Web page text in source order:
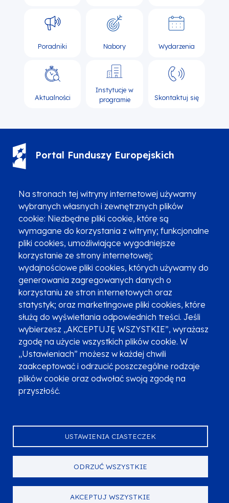
Na stronach tej witryny internetowej używamy
wybranych własnych i zewnętrznych plików
cookie: Niezbędne pliki cookie, które są
wymagane do korzystania z witryny; funkcjonalne
pliki cookies, umożliwiające wygodniejsze
korzystanie ze strony internetowej;
wydajnościowe pliki cookies, których używamy do
generowania zagregowanych danych o
korzystaniu ze stron internetowych oraz
statystyk; oraz marketingowe pliki cookies, które
służą do wyświetlania odpowiednich treści. Jeśli
wybierzesz „AKCEPTUJĘ WSZYSTKIE”, wyrażasz
zgodę na użycie wszystkich plików cookie. W
„Ustawieniach” możesz w każdej chwili
zaakceptować i odrzucić poszczególne rodzaje
plików cookie oraz odwołać swoją zgodę na
przyszłość.
USTAWIENIA CIASTECZEK
ODRZUĆ WSZYSTKIE
AKCEPTUJ WSZYSTKIE
Poradniki Nabory Wydarzenia
Aktualności
Instytucje w
programie
Skontaktuj się
Portal Funduszy Europejskich
Zgłoszenia podejrzenia niezgodności z KPP i KPON
Newsletter
Fundusze SMS-em
Najczęściej zadawane pytania
Promocja projektu
Zobacz inne programy
Poznaj Fundusze 2014-2020
Deklaracja dostępności
Polityka prywatności
Przetwarzanie danych osobowych
Zgłoś błąd Mapa strony
Serwis dofinansowany przez Unię Europejską z programu Fundusze
© Urząd Marszałkowski Województwa Małopolskiego 2023